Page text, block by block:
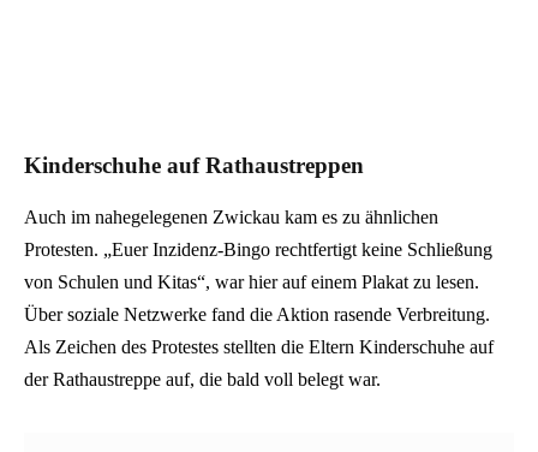
Kinderschuhe auf Rathaustreppen
Auch im nahegelegenen Zwickau kam es zu ähnlichen
Protesten. „Euer Inzidenz-Bingo rechtfertigt keine Schließung
von Schulen und Kitas“, war hier auf einem Plakat zu lesen.
Über soziale Netzwerke fand die Aktion rasende Verbreitung.
Als Zeichen des Protestes stellten die Eltern Kinderschuhe auf
der Rathaustreppe auf, die bald voll belegt war.